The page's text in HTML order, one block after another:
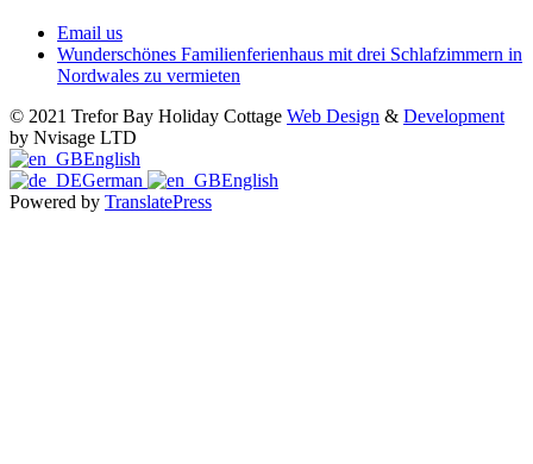
Email us
Wunderschönes Familienferienhaus mit drei Schlafzimmern in
Nordwales zu vermieten
© 2021 Trefor Bay Holiday Cottage Web Design & Development
by Nvisage LTD
English
German
English
Powered by TranslatePress